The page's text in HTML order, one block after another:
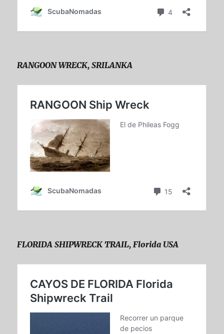
RANGOON WRECK, SRILANKA
FLORIDA SHIPWRECK TRAIL, Florida USA